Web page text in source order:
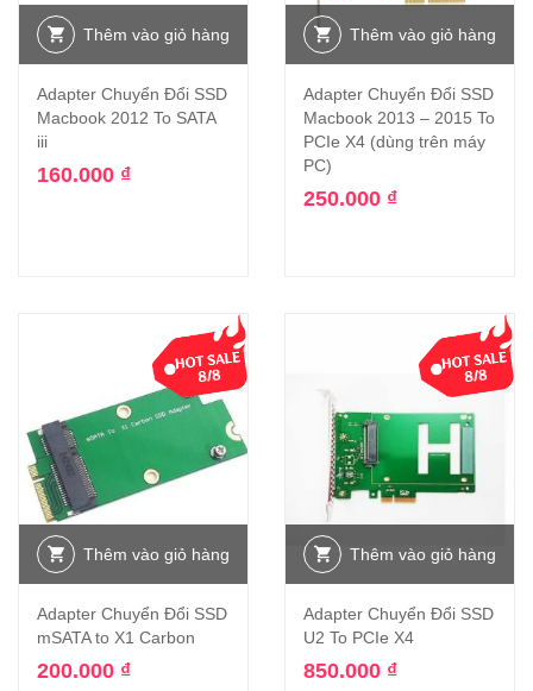
Thêm vào giỏ hàng
Adapter Chuyển Đổi SSD
Macbook 2012 To SATA
iii
160.000 ₫
Thêm vào giỏ hàng
Adapter Chuyển Đổi SSD
Macbook 2013 – 2015 To
PCIe X4 (dùng trên máy
PC)
250.000 ₫
Thêm vào giỏ hàng
Adapter Chuyển Đổi SSD
mSATA to X1 Carbon
200.000 ₫
Thêm vào giỏ hàng
Adapter Chuyển Đổi SSD
U2 To PCIe X4
850.000 ₫